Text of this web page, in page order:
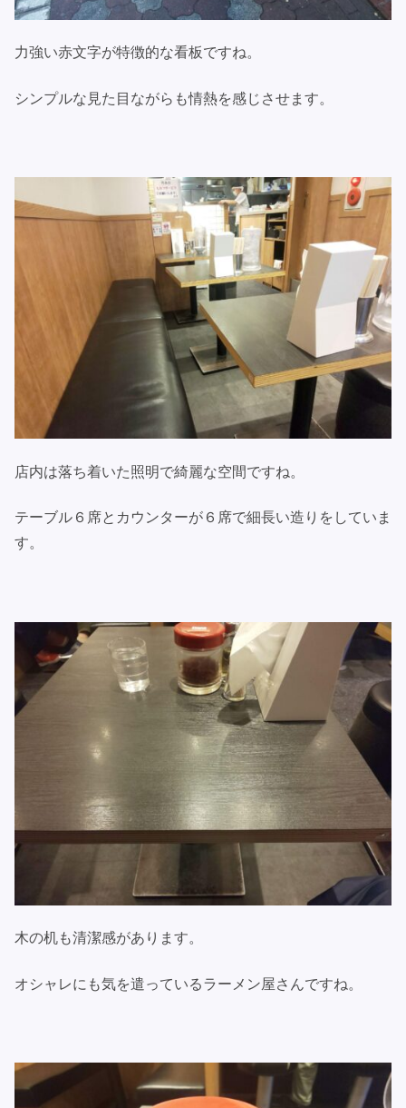
力強い赤文字が特徴的な看板ですね。
シンプルな見た目ながらも情熱を感じさせます。
店内は落ち着いた照明で綺麗な空間ですね。
テーブル６席とカウンターが６席で細長い造りをしていま
す。
木の机も清潔感があります。
オシャレにも気を遣っているラーメン屋さんですね。